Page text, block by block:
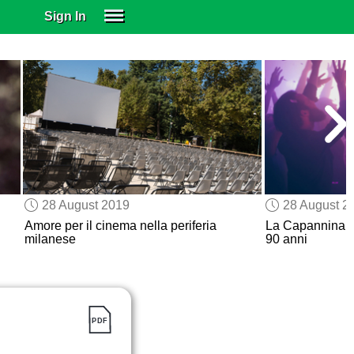
Sign In
SUBSCRIBE
EDUCATIONAL LICENSES
GIFT CARDS
OTHER LANGUAGES
ABOUT US
ALEXA
ADJUST COLORS
28 August 2019
Amore per il cinema nella periferia
milanese
28 August
La Capannina
90 anni